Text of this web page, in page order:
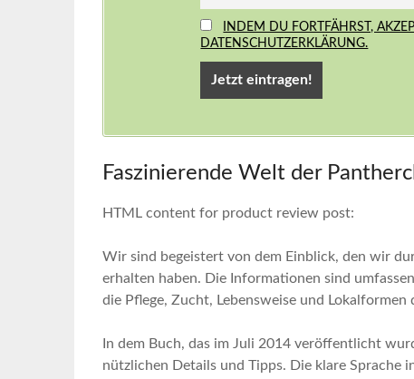
INDEM DU FORTFÄHRST,
DATENSCHUTZERKLÄRUNG.
Faszinierende ⁣Welt der
HTML ‍content for product review post:
Wir sind ‍begeistert von dem Einblick, den wir
erhalten haben. Die Informationen sind
die Pflege, Zucht,⁢ Lebensweise und
In dem Buch, das im Juli​ 2014 veröffentlicht
nützlichen Details ‍und Tipps. Die klare Sprache